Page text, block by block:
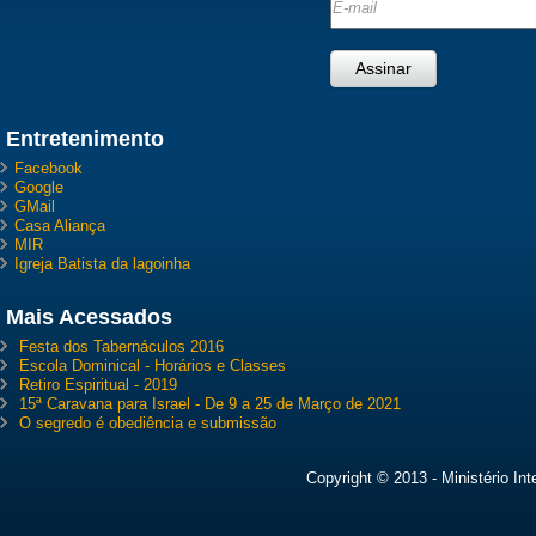
Entretenimento
Facebook
Google
GMail
Casa Aliança
MIR
Igreja Batista da lagoinha
Mais Acessados
Festa dos Tabernáculos 2016
Escola Dominical - Horários e Classes
Retiro Espiritual - 2019
15ª Caravana para Israel - De 9 a 25 de Março de 2021
O segredo é obediência e submissão
Copyright © 2013 - Ministério